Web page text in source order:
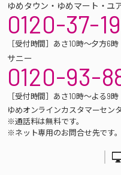
ゆめタウン・ゆめマート・ユ
0120-37-
［受付時間］あさ10時～夕方6時
サニー
0120-93-
［受付時間］あさ10時～よる9時
ゆめオンラインカスタマーセン
※通話料は無料です。
※ネット専用のお問合せ先です